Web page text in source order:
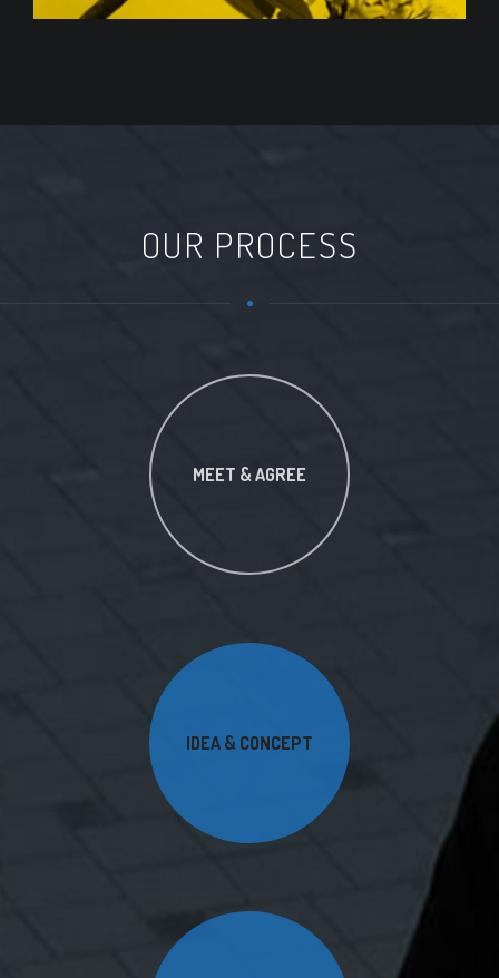
OUR PROCESS
MEET & AGREE
IDEA & CONCEPT